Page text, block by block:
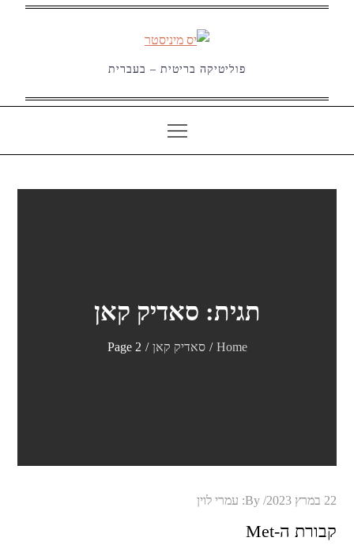
פוליטיקה בריטית – בעברית
תגית: סאדיק קאן
Home סאדיק קאן Page 2
Posted
22 במרץ 2023 By: עמרי לוין
קבורת ה-Met